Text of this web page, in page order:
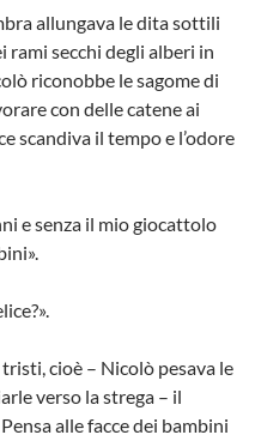
allungava le dita sottili
rami secchi degli alberi in
riconobbe le sagome di
con delle catene ai
scandiva il tempo e l’odore
e senza il mio giocattolo
cioè – Nicolò pesava le
verso la strega – il
alle facce dei bambini